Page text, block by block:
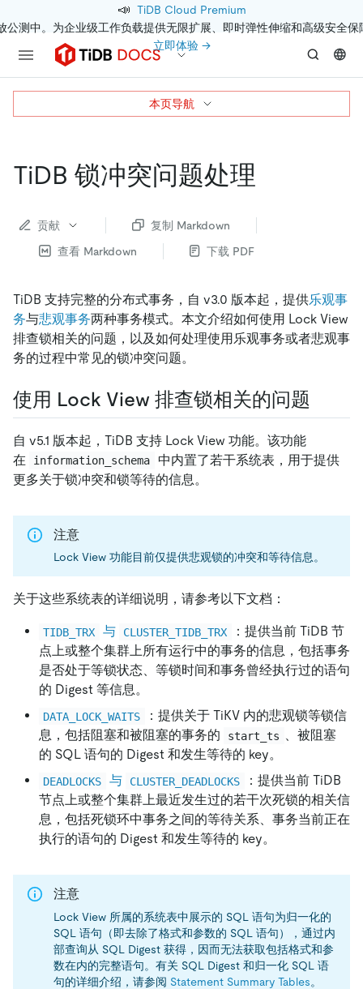
📣 TiDB Cloud Premium
公测中。为企业级工作负载提供无限扩展、即时弹性伸缩和高级安全保
立即体验 →
TiDB 锁冲突问题处理
贡献
复制 Markdown
查看 Markdown
下载 PDF
TiDB 支持完整的分布式事务，自 v3.0 版本起，提供乐观事
务与悲观事务两种事务模式。本文介绍如何使用 Lock View
排查锁相关的问题，以及如何处理使用乐观事务或者悲观事
务的过程中常见的锁冲突问题。
使用 Lock View 排查锁相关的问题
自 v5.1 版本起，TiDB 支持 Lock View 功能。该功能
在
information_schema
中内置了若干系统表，用于提供
更多关于锁冲突和锁等待的信息。
注意
Lock View 功能目前仅提供悲观锁的冲突和等待信息。
关于这些系统表的详细说明，请参考以下文档：
TIDB_TRX 与 CLUSTER_TIDB_TRX
：提供当前 TiDB 节
点上或整个集群上所有运行中的事务的信息，包括事务
是否处于等锁状态、等锁时间和事务曾经执行过的语句
的 Digest 等信息。
DATA_LOCK_WAITS
：提供关于 TiKV 内的悲观锁等锁信
息，包括阻塞和被阻塞的事务的
start_ts 、被阻塞
的 SQL 语句的 Digest 和发生等待的 key。
DEADLOCKS 与 CLUSTER_DEADLOCKS
：提供当前 TiDB
节点上或整个集群上最近发生过的若干次死锁的相关信
息，包括死锁环中事务之间的等待关系、事务当前正在
执行的语句的 Digest 和发生等待的 key。
注意
Lock View 所属的系统表中展示的 SQL 语句为归一化的
SQL 语句（即去除了格式和参数的 SQL 语句），通过内
部查询从 SQL Digest 获得，因而无法获取包括格式和参
数在内的完整语句。有关 SQL Digest 和归一化 SQL 语
句的详细介绍，请参阅 Statement Summary Tables。
本页导航